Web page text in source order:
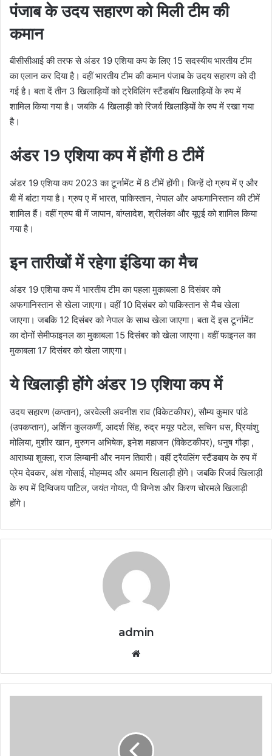
पंजाब के उदय सहारण को मिली टीम की
कमान
बीसीसीआई की तरफ से अंडर 19 एशिया कप के लिए 15 सदस्यीय भारतीय टीम
का एलान कर दिया है। वहीं भारतीय टीम की कमान पंजाब के उदय सहारण को दी
गई है। बता दें तीन 3 खिलाड़ियों को ट्रेविलिंग स्टैंडबॉय खिलाड़ियों के रुप में
शामिल किया गया है। जबकि 4 खिलाड़ी को रिजर्व खिलाड़ियों के रुप में रखा गया
है।
अंडर 19 एशिया कप में होंगी 8 टीमें
अंडर 19 एशिया कप 2023 का टूर्नामेंट में 8 टीमें होंगी। जिन्हें दो ग्रुप में ए और
बी में बांटा गया है। ग्रुप ए में भारत, पाकिस्तान, नेपाल और अफगानिस्तान की टीमें
शामिल हैं। वहीं ग्रुप बी में जापान, बांग्लादेश, श्रीलंका और यूएई को शामिल किया
गया है।
इन तारीखों में रहेगा इंडिया का मैच
अंडर 19 एशिया कप में भारतीय टीम का पहला मुकाबला 8 दिसंबर को
अफगानिस्तान से खेला जाएगा। वहीं 10 दिसंबर को पाकिस्तान से मैच खेला
जाएगा। जबकि 12 दिसंबर को नेपाल के साथ खेला जाएगा। बता दें इस टूर्नामेंट
का दोनों सेमीफाइनल का मुकाबला 15 दिसंबर को खेला जाएगा। वहीं फाइनल का
मुकाबला 17 दिसंबर को खेला जाएगा।
ये खिलाड़ी होंगे अंडर 19 एशिया कप में
उदय सहारण (कप्तान), अरवेल्ली अवनीश राव (विकेटकीपर), सौम्य कुमार पांडे
(उपकप्तान), अर्शिन कुलकर्णी, आदर्श सिंह, रुद्र मयूर पटेल, सचिन धस, प्रियांशु
मोलिया, मुशीर खान, मुरुगन अभिषेक, इनेश महाजन (विकेटकीपर), धनुष गौड़ा ,
आराध्या शुक्ला, राज लिम्बानी और नमन तिवारी। वहीं ट्रैवलिंग स्टैंडबाय के रुप में
प्रेम देवकर, अंश गोसाई, मोहम्मद और अमान खिलाड़ी होंगे। जबकि रिजर्व खिलाड़ी
के रुप में दिग्विजय पाटिल, जयंत गोयत, पी विग्नेश और किरण चोरमले खिलाड़ी
होंगे।
admin